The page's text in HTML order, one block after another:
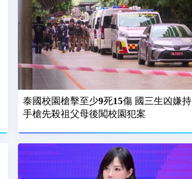
泰國校園槍擊至少9死15傷 國三生凶嫌持
手槍先殺祖父母後闖校園犯案